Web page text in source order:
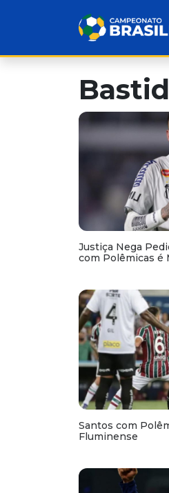
Justiça Nega
com Polêmicas é
Santos com
Fluminense